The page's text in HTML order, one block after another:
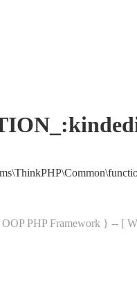
OOP PHP Framework } -- [